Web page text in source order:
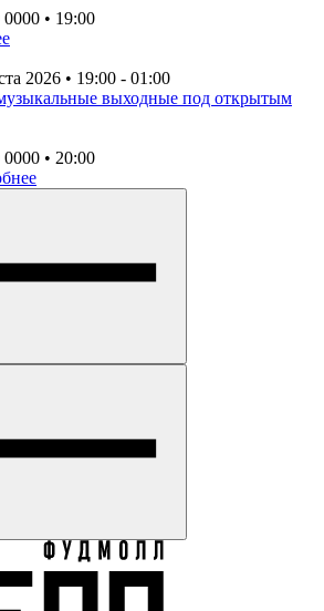
• 19:00
2026 • 19:00 - 01:00
выходные под открытым
• 20:00